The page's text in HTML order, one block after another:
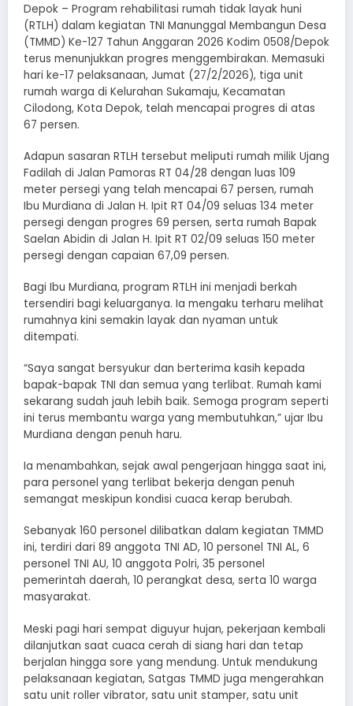
Depok – Program rehabilitasi rumah tidak layak huni
(RTLH) dalam kegiatan TNI Manunggal Membangun Desa
(TMMD) Ke-127 Tahun Anggaran 2026 Kodim 0508/Depok
terus menunjukkan progres menggembirakan. Memasuki
hari ke-17 pelaksanaan, Jumat (27/2/2026), tiga unit
rumah warga di Kelurahan Sukamaju, Kecamatan
Cilodong, Kota Depok, telah mencapai progres di atas
67 persen.
Adapun sasaran RTLH tersebut meliputi rumah milik Ujang
Fadilah di Jalan Pamoras RT 04/28 dengan luas 109
meter persegi yang telah mencapai 67 persen, rumah
Ibu Murdiana di Jalan H. Ipit RT 04/09 seluas 134 meter
persegi dengan progres 69 persen, serta rumah Bapak
Saelan Abidin di Jalan H. Ipit RT 02/09 seluas 150 meter
persegi dengan capaian 67,09 persen.
Bagi Ibu Murdiana, program RTLH ini menjadi berkah
tersendiri bagi keluarganya. Ia mengaku terharu melihat
rumahnya kini semakin layak dan nyaman untuk
ditempati.
“Saya sangat bersyukur dan berterima kasih kepada
bapak-bapak TNI dan semua yang terlibat. Rumah kami
sekarang sudah jauh lebih baik. Semoga program seperti
ini terus membantu warga yang membutuhkan,” ujar Ibu
Murdiana dengan penuh haru.
Ia menambahkan, sejak awal pengerjaan hingga saat ini,
para personel yang terlibat bekerja dengan penuh
semangat meskipun kondisi cuaca kerap berubah.
Sebanyak 160 personel dilibatkan dalam kegiatan TMMD
ini, terdiri dari 89 anggota TNI AD, 10 personel TNI AL, 6
personel TNI AU, 10 anggota Polri, 35 personel
pemerintah daerah, 10 perangkat desa, serta 10 warga
masyarakat.
Meski pagi hari sempat diguyur hujan, pekerjaan kembali
dilanjutkan saat cuaca cerah di siang hari dan tetap
berjalan hingga sore yang mendung. Untuk mendukung
pelaksanaan kegiatan, Satgas TMMD juga mengerahkan
satu unit roller vibrator, satu unit stamper, satu unit